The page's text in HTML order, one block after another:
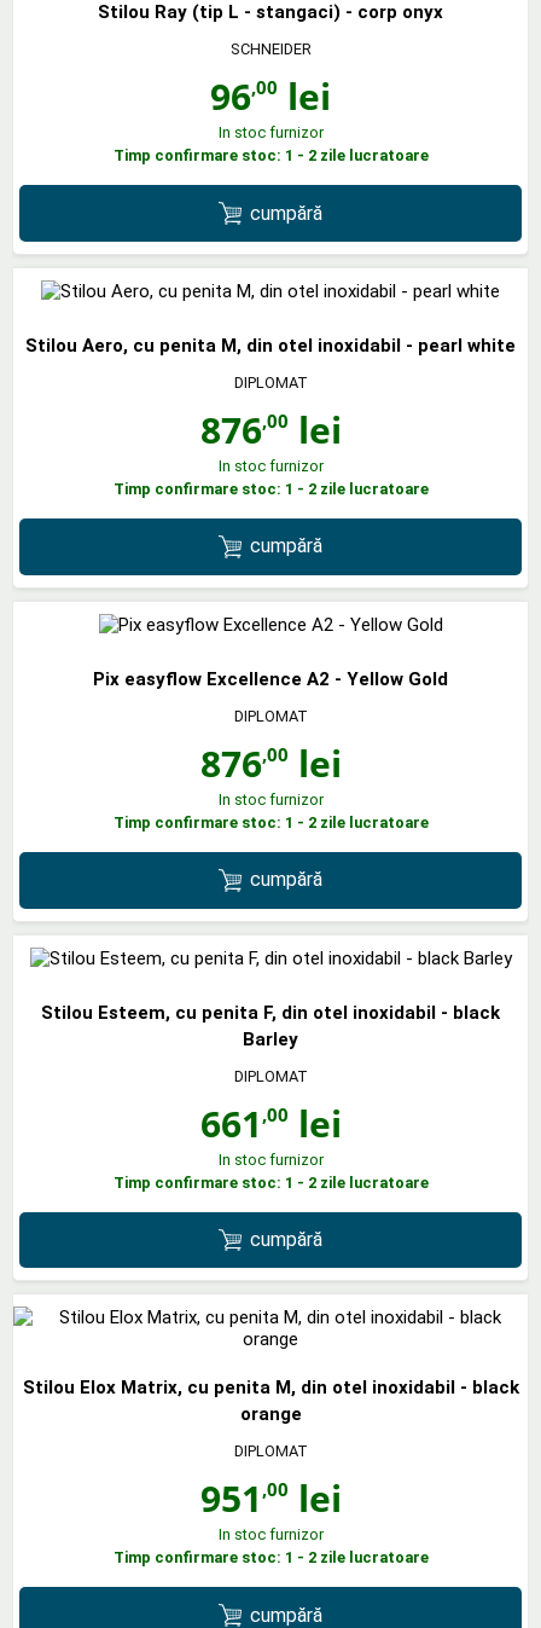
Stilou Ray (tip L - stangaci) - corp onyx
SCHNEIDER
96,00 lei
In stoc furnizor
Timp confirmare stoc: 1 - 2 zile lucratoare
cumpără
Stilou Aero, cu penita M, din otel inoxidabil - pearl white
DIPLOMAT
876,00 lei
In stoc furnizor
Timp confirmare stoc: 1 - 2 zile lucratoare
cumpără
Pix easyflow Excellence A2 - Yellow Gold
DIPLOMAT
876,00 lei
In stoc furnizor
Timp confirmare stoc: 1 - 2 zile lucratoare
cumpără
Stilou Esteem, cu penita F, din otel inoxidabil - black
Barley
DIPLOMAT
661 ,00 lei
In stoc furnizor
Timp confirmare stoc: 1 - 2 zile lucratoare
cumpără
Stilou Elox Matrix, cu penita M, din otel inoxidabil - black
orange
DIPLOMAT
951 ,00 lei
In stoc furnizor
Timp confirmare stoc: 1 - 2 zile lucratoare
cumpără